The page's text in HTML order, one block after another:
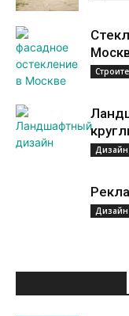
Дизайн
Дизайн